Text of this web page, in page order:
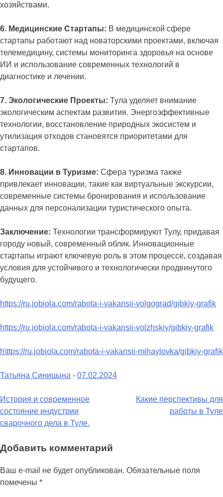
хозяйствами.
6. Медицинские Стартапы: В медицинской сфере
стартапы работают над новаторскими проектами, включая
телемедицину, системы мониторинга здоровья на основе
ИИ и использование современных технологий в
диагностике и лечении.
7. Экологические Проекты: Тула уделяет внимание
экологическим аспектам развития. Энергоэффективные
технологии, восстановление природных экосистем и
утилизация отходов становятся приоритетами для
стартапов.
8. Инновации в Туризме: Сфера туризма также
привлекает инновации, такие как виртуальные экскурсии,
современные системы бронирования и использование
данных для персонализации туристического опыта.
Заключение: Технологии трансформируют Тулу, придавая
городу новый, современный облик. Инновационные
стартапы играют ключевую роль в этом процессе, создавая
условия для устойчивого и технологически продвинутого
будущего.
https://ru.jobiola.com/rabota-i-vakansii-volgograd/gibkiy-grafik
https://ru.jobiola.com/rabota-i-vakansii-volzhskiy/gibkiy-grafik
h\ttps://ru.jobiola.com/rabota-i-vakansii-mihaylovka/gibkiy-grafik
Татьяна Синицына - 07.02.2024
Навигация
по
История и современное
состояние индустрии
сварочного дела в Туле.
Какие перспективы для
работы в Туле
Добавить комментарий
Ваш e-mail не будет опубликован. Обязательные поля
помечены *